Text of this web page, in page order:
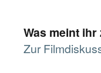
Was meint
Zur